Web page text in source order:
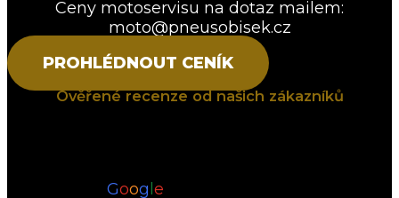
Ceny motoservisu na dotaz mailem:
moto@pneusobisek.cz
PROHLÉDNOUT CENÍK
Ověřené recenze od našich zákazníků​
Goog e